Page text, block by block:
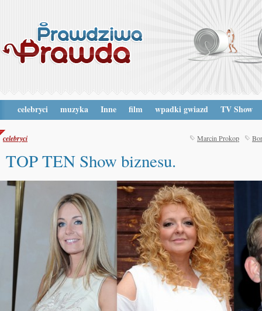
celebryci muzyka Inne film wpadki gwiazd TV Show
celebryci Marcin Prokop
TOP TEN Show biznesu.